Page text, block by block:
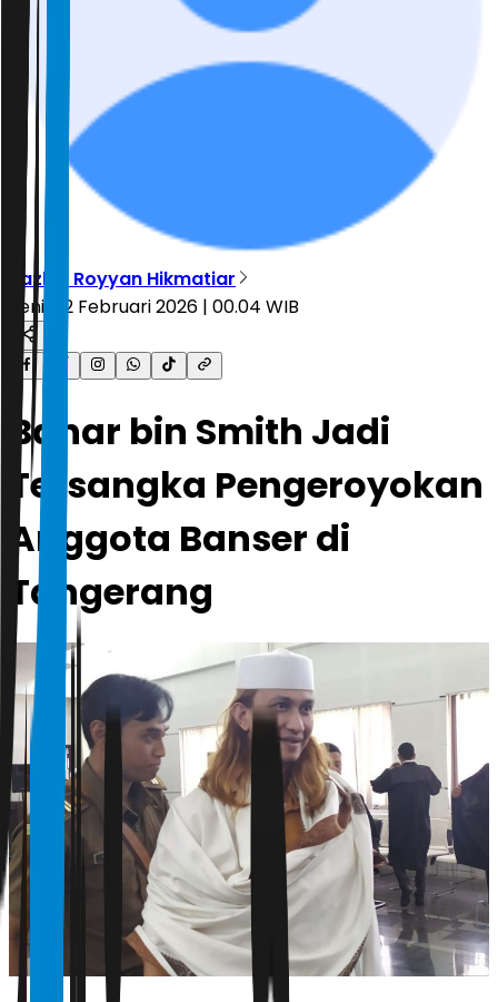
Tazkia Royyan Hikmatiar
Senin, 2 Februari 2026 | 00.04 WIB
Bahar bin Smith Jadi
Tersangka Pengeroyokan
Anggota Banser di
Tangerang